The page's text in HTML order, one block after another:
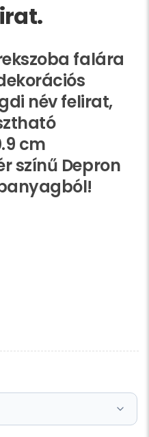
falára
név felirat,
cm
színű Depron